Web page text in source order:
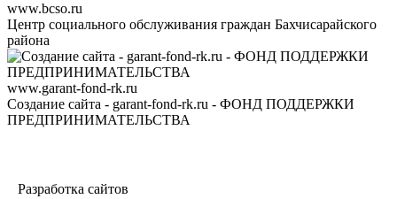
www.bcso.ru
Центр социального обслуживания граждан Бахчисарайского
района
www.garant-fond-rk.ru
Создание сайта - garant-fond-rk.ru - ФОНД ПОДДЕРЖКИ
ПРЕДПРИНИМАТЕЛЬСТВА
Разработка сайтов